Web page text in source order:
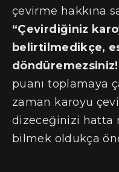
çevirme hakkına
“Çevirdiğiniz
belirtilmedikçe,
puanı toplamaya
zaman karoyu
dizeceğinizi hatta
bilmek oldukça